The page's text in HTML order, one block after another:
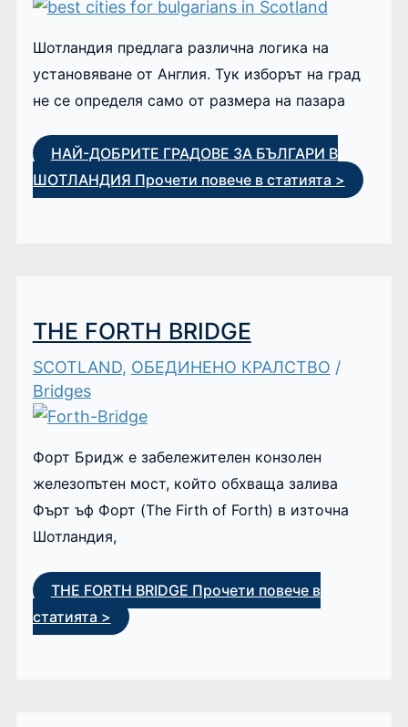
Шотландия предлага различна логика на
установяване от Англия. Тук изборът на град
не се определя само от размера на пазара
НАЙ-ДОБРИТЕ ГРАДОВЕ ЗА БЪЛГАРИ В
ШОТЛАНДИЯ Прочети повече в статията >
THE FORTH BRIDGE
SCOTLAND, ОБЕДИНЕНО КРАЛСТВО /
Bridges
Форт Бридж е забележителен конзолен
железопътен мост, който обхваща залива
Фърт ъф Форт (The Firth of Forth) в източна
Шотландия,
THE FORTH BRIDGE Прочети повече в
статията >